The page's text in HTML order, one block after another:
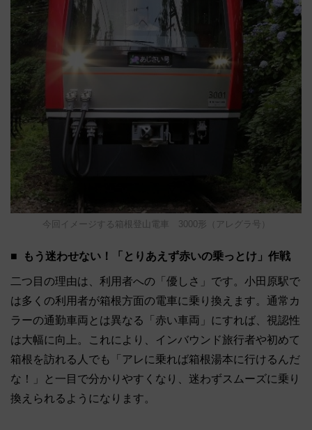
今回イメージする箱根登山電車 3000形（アレグラ号）
もう迷わせない！「とりあえず赤いの乗っとけ」作戦
二つ目の理由は、利用者への「優しさ」です。小田原駅で
は多くの利用者が箱根方面の電車に乗り換えます。通常カ
ラーの通勤車両とは異なる「赤い車両」にすれば、視認性
は大幅に向上。これにより、インバウンド旅行者や初めて
箱根を訪れる人でも「アレに乗れば箱根湯本に行けるんだ
な！」と一目で分かりやすくなり、迷わずスムーズに乗り
換えられるようになります。